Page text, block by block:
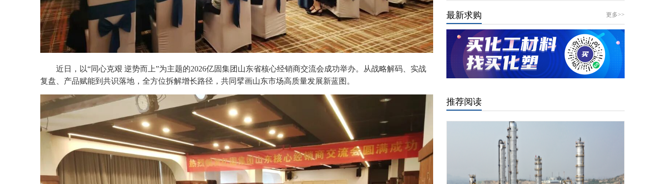
近日，以“同心克艰 逆势而上”为主题的2026亿固集团山东省核心经销商交流会成功举办。从战略解码、实战
复盘、产品赋能到共识落地，全方位拆解增长路径，共同擘画山东市场高质量发展新蓝图。
最新求购 更多>>
推荐阅读